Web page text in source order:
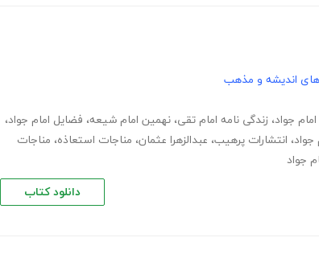
اندیشه و مذهب
جواد، زندگی نامه امام تقی، نهمین امام شیعه، فضایل امام جواد،
جواد، انتشارات پرهیب، عبدالزهرا عثمان، مناجات استعاذه، مناجات
جواد
دانلود کتاب